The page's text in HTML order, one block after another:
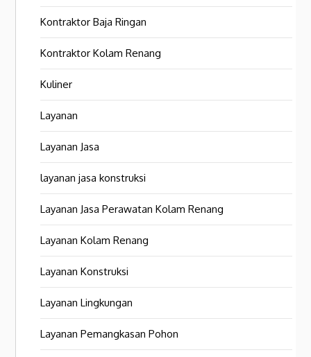
Kontraktor Baja Ringan
Kontraktor Kolam Renang
Kuliner
Layanan
Layanan Jasa
layanan jasa konstruksi
Layanan Jasa Perawatan Kolam Renang
Layanan Kolam Renang
Layanan Konstruksi
Layanan Lingkungan
Layanan Pemangkasan Pohon